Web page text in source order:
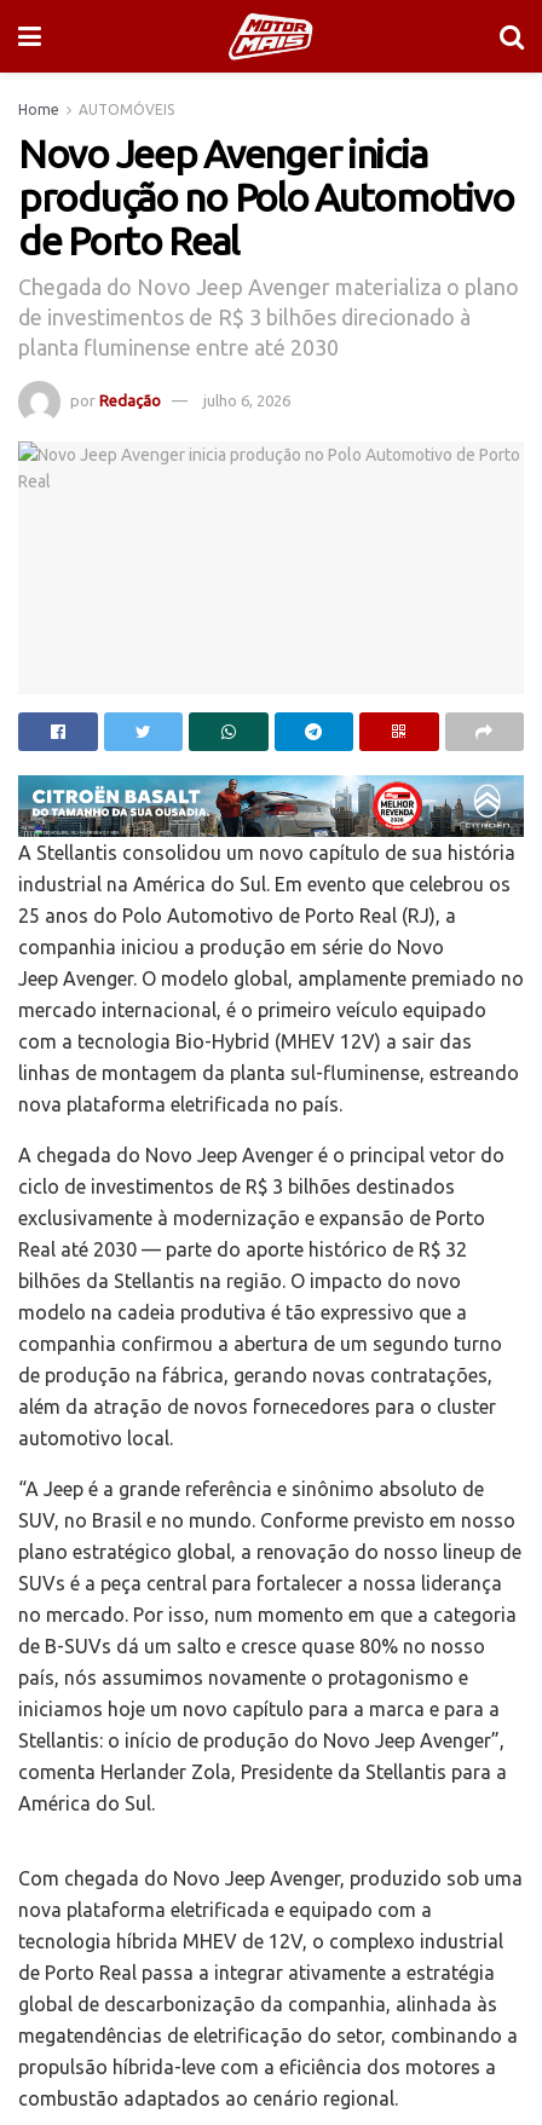
Home AUTOMÓVEIS
Novo Jeep Avenger inicia
produção no Polo Automotivo
de Porto Real
Chegada do Novo Jeep Avenger materializa o plano
de investimentos de R$ 3 bilhões direcionado à
planta fluminense entre até 2030
por Redação julho 6, 2026
A Stellantis consolidou um novo capítulo de sua história
industrial na América do Sul. Em evento que celebrou os
25 anos do Polo Automotivo de Porto Real (RJ), a
companhia iniciou a produção em série do Novo
Jeep Avenger. O modelo global, amplamente premiado no
mercado internacional, é o primeiro veículo equipado
com a tecnologia Bio-Hybrid (MHEV 12V) a sair das
linhas de montagem da planta sul-fluminense, estreando
nova plataforma eletrificada no país.
A chegada do Novo Jeep Avenger é o principal vetor do
ciclo de investimentos de R$ 3 bilhões destinados
exclusivamente à modernização e expansão de Porto
Real até 2030 — parte do aporte histórico de R$ 32
bilhões da Stellantis na região. O impacto do novo
modelo na cadeia produtiva é tão expressivo que a
companhia confirmou a abertura de um segundo turno
de produção na fábrica, gerando novas contratações,
além da atração de novos fornecedores para o cluster
automotivo local.
“A Jeep é a grande referência e sinônimo absoluto de
SUV, no Brasil e no mundo. Conforme previsto em nosso
plano estratégico global, a renovação do nosso lineup de
SUVs é a peça central para fortalecer a nossa liderança
no mercado. Por isso, num momento em que a categoria
de B-SUVs dá um salto e cresce quase 80% no nosso
país, nós assumimos novamente o protagonismo e
iniciamos hoje um novo capítulo para a marca e para a
Stellantis: o início de produção do Novo Jeep Avenger”,
comenta Herlander Zola, Presidente da Stellantis para a
América do Sul.
Com chegada do Novo Jeep Avenger, produzido sob uma
nova plataforma eletrificada e equipado com a
tecnologia híbrida MHEV de 12V, o complexo industrial
de Porto Real passa a integrar ativamente a estratégia
global de descarbonização da companhia, alinhada às
megatendências de eletrificação do setor, combinando a
propulsão híbrida-leve com a eficiência dos motores a
combustão adaptados ao cenário regional.